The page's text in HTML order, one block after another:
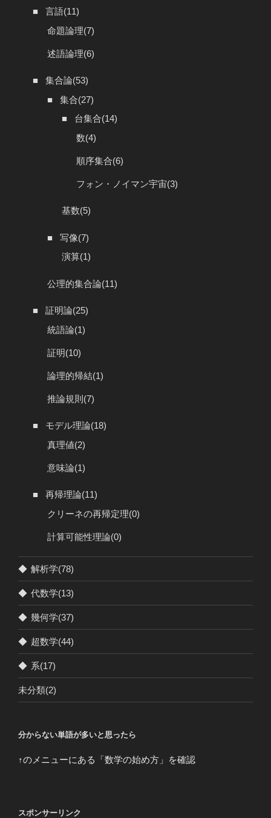
■
言語(11)
命題論理(7)
述語論理(6)
■ 集合論(53)
■
集合(27)
■
台集合(14)
数(4)
順序集合(6)
フォン・ノイマン宇宙(3)
基数(5)
■ 写像(7)
演算(1)
公理的集合論(11)
■ 証明論(25)
統語論(1)
証明(10)
論理的帰結(1)
推論規則 (7)
■ モデル理論(18)
真理値(2)
意味論(1)
■ 再帰理論(11)
クリーネの再帰定理(0)
計算可能性理論(0)
◆ 解析学(78)
◆ 代数学(13)
◆ 幾何学(37)
◆ 超数学(44)
◆ 系(17)
未分類(2)
分からない単語が多いと思ったら
↑のメニューにある「数学の始め方」を確認
スポンサーリンク